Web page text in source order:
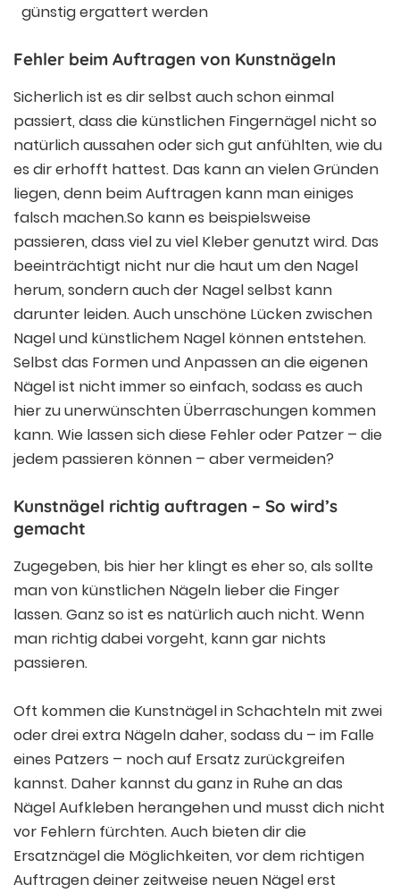
günstig ergattert werden
Fehler beim Auftragen von Kunstnägeln
Sicherlich ist es dir selbst auch schon einmal
passiert, dass die künstlichen Fingernägel nicht so
natürlich aussahen oder sich gut anfühlten, wie du
es dir erhofft hattest. Das kann an vielen Gründen
liegen, denn beim Auftragen kann man einiges
falsch machen.So kann es beispielsweise
passieren, dass viel zu viel Kleber genutzt wird. Das
beeinträchtigt nicht nur die haut um den Nagel
herum, sondern auch der Nagel selbst kann
darunter leiden. Auch unschöne Lücken zwischen
Nagel und künstlichem Nagel können entstehen.
Selbst das Formen und Anpassen an die eigenen
Nägel ist nicht immer so einfach, sodass es auch
hier zu unerwünschten Überraschungen kommen
kann. Wie lassen sich diese Fehler oder Patzer – die
jedem passieren können – aber vermeiden?
Kunstnägel richtig auftragen – So wird’s
gemacht
Zugegeben, bis hier her klingt es eher so, als sollte
man von künstlichen Nägeln lieber die Finger
lassen. Ganz so ist es natürlich auch nicht. Wenn
man richtig dabei vorgeht, kann gar nichts
passieren.
Oft kommen die Kunstnägel in Schachteln mit zwei
oder drei extra Nägeln daher, sodass du – im Falle
eines Patzers – noch auf Ersatz zurückgreifen
kannst. Daher kannst du ganz in Ruhe an das
Nägel Aufkleben herangehen und musst dich nicht
vor Fehlern fürchten. Auch bieten dir die
Ersatznägel die Möglichkeiten, vor dem richtigen
Auftragen deiner zeitweise neuen Nägel erst